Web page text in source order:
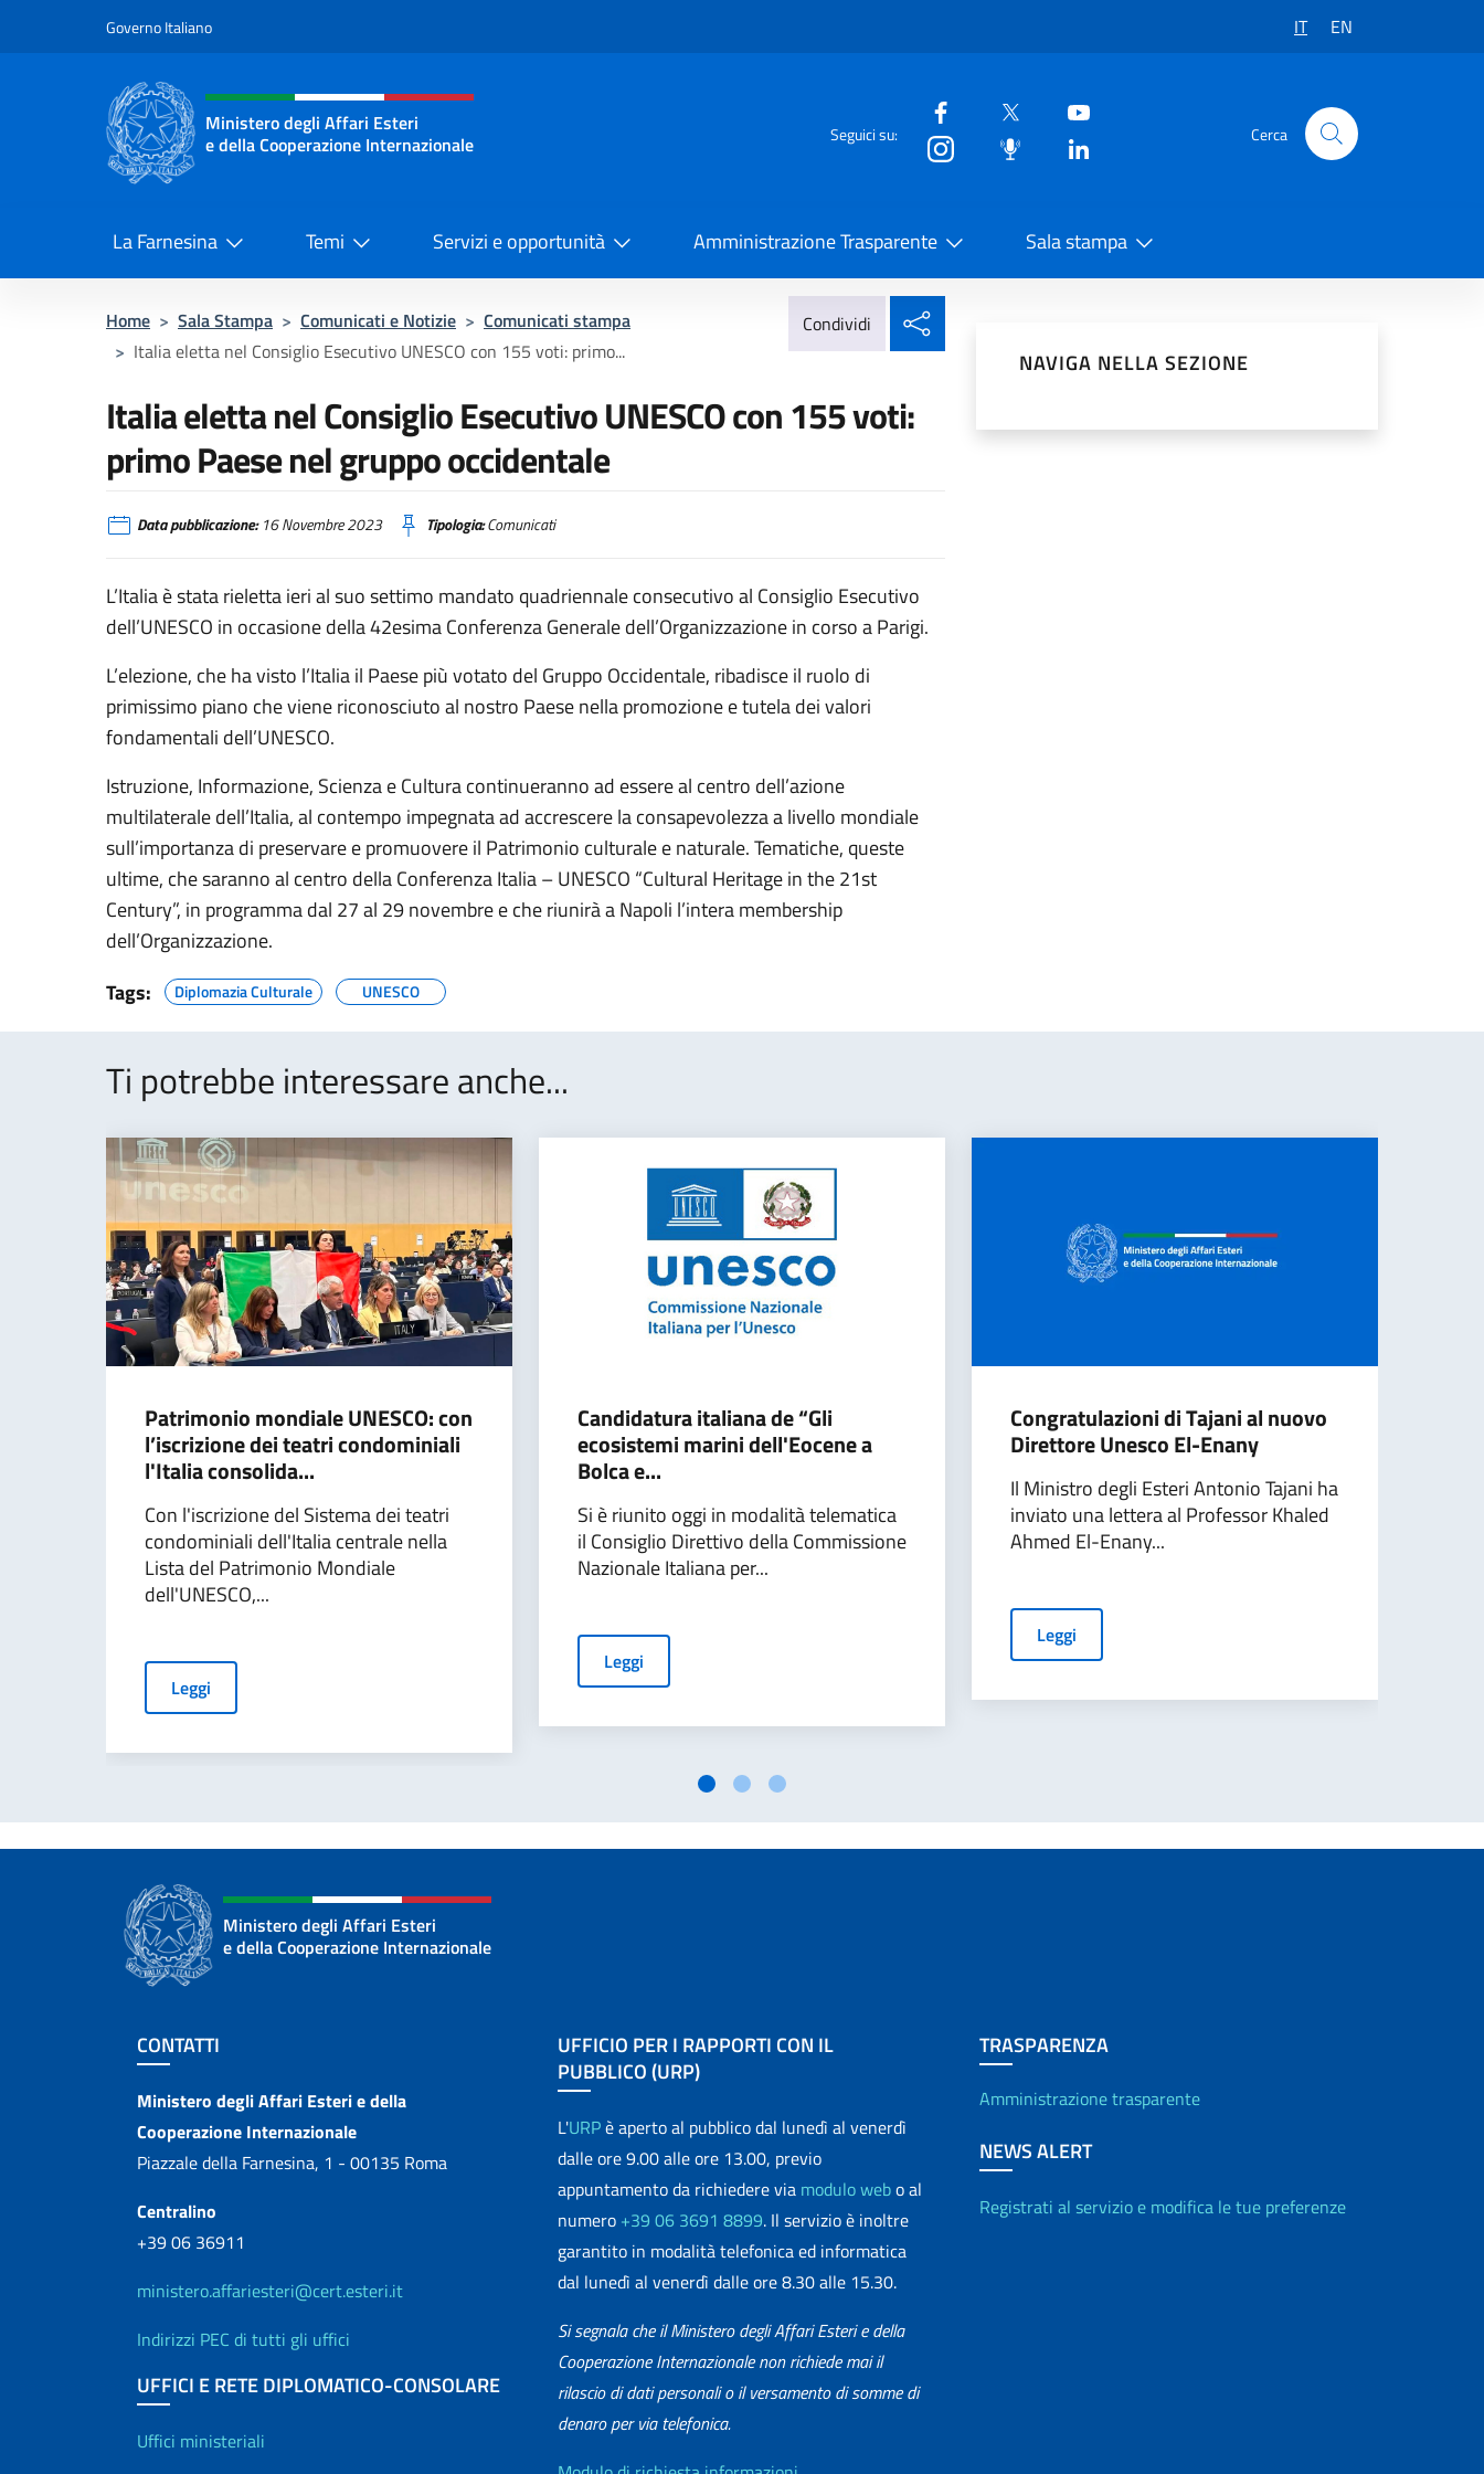
Governo Italiano IT EN
Intestazione sito, social e menù
Ministero degli Affari Esteri
e della Cooperazione Internazionale
Seguici su: Cerca
La Farnesina Temi Servizi e opportunità Amministrazione Trasparente Sala stampa
Home > Sala Stampa > Comunicati e Notizie > Comunicati stampa
> Italia eletta nel Consiglio Esecutivo UNESCO con 155 voti: primo...
Condividi
Italia eletta nel Consiglio Esecutivo UNESCO con 155 voti:
primo Paese nel gruppo occidentale
Data pubblicazione:16 Novembre 2023 Tipologia:Comunicati
L’Italia è stata rieletta ieri al suo settimo mandato quadriennale consecutivo al Consiglio Esecutivo
dell’UNESCO in occasione della 42esima Conferenza Generale dell’Organizzazione in corso a Parigi.
L’elezione, che ha visto l’Italia il Paese più votato del Gruppo Occidentale, ribadisce il ruolo di
primissimo piano che viene riconosciuto al nostro Paese nella promozione e tutela dei valori
fondamentali dell’UNESCO.
Istruzione, Informazione, Scienza e Cultura continueranno ad essere al centro dell’azione
multilaterale dell’Italia, al contempo impegnata ad accrescere la consapevolezza a livello mondiale
sull’importanza di preservare e promuovere il Patrimonio culturale e naturale. Tematiche, queste
ultime, che saranno al centro della Conferenza Italia – UNESCO “Cultural Heritage in the 21st
Century”, in programma dal 27 al 29 novembre e che riunirà a Napoli l’intera membership
dell’Organizzazione.
Tags:
Diplomazia Culturale UNESCO
NAVIGA NELLA SEZIONE
Ti potrebbe interessare anche...
Patrimonio mondiale UNESCO: con
l’iscrizione dei teatri condominiali
l'Italia consolida...
Con l'iscrizione del Sistema dei teatri
condominiali dell'Italia centrale nella
Lista del Patrimonio Mondiale
dell'UNESCO,...
Leggi
Candidatura italiana de “Gli
ecosistemi marini dell'Eocene a
Bolca e...
Si è riunito oggi in modalità telematica
il Consiglio Direttivo della Commissione
Nazionale Italiana per...
Leggi
Congratulazioni di Tajani al nuovo
Direttore Unesco El-Enany
Il Ministro degli Esteri Antonio Tajani ha
inviato una lettera al Professor Khaled
Ahmed El-Enany...
Leggi
Ministero degli Affari Esteri
e della Cooperazione Internazionale
Sezione footer
CONTATTI
Contatti
Ministero degli Affari Esteri e della
Cooperazione Internazionale
Piazzale della Farnesina, 1 - 00135 Roma
Centralino
+39 06 36911
ministero.affariesteri@cert.esteri.it
Indirizzi PEC di tutti gli uffici
UFFICI E RETE DIPLOMATICO-CONSOLARE
Uffici e Rete diplomatica
Uffici ministeriali
UFFICIO PER I RAPPORTI CON IL
PUBBLICO (URP)
L'URPè aperto al pubblico dal lunedì al venerdì
dalle ore 9.00 alle ore 13.00, previo
appuntamento da richiedere via modulo webo al
numero +39 06 3691 8899. Il servizio è inoltre
garantito in modalità telefonica ed informatica
dal lunedì al venerdì dalle ore 8.30 alle 15.30.
Si segnala che il Ministero degli Affari Esteri e della
Cooperazione Internazionale non richiede mai il
rilascio di dati personali o il versamento di somme di
denaro per via telefonica.
TRASPARENZA
Amministrazione trasparente
NEWS ALERT
Registrati al servizio e modifica le tue preferenze